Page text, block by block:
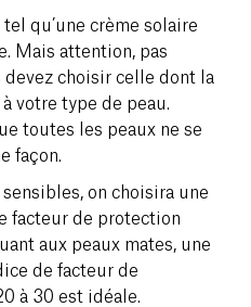
qu’une crème solaire
Mais attention, pas
devez choisir celle dont la
votre type de peau.
toutes les peaux ne se
façon.
on choisira une
facteur de protection
aux peaux mates, une
de facteur de
à 30 est idéale.